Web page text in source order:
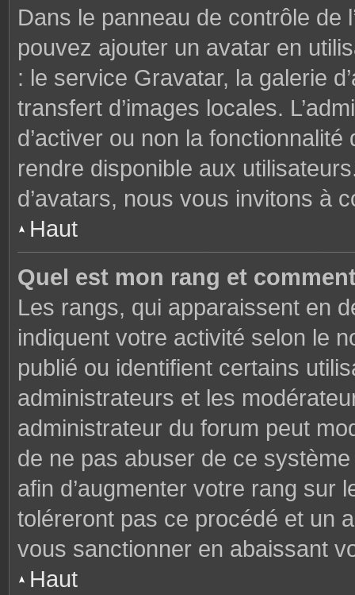
Dans le panneau de contrôle de
pouvez ajouter un avatar en
: le service Gravatar, la galerie
transfert d’images locales.
d’activer ou non la
rendre disponible aux
d’avatars, nous vous invitons à
Haut
Quel est mon rang et
Les rangs, qui apparaissent en
indiquent votre activité selon le
publié ou identifient certains
administrateurs et les
administrateur du forum peut
de ne pas abuser de ce
afin d’augmenter votre rang sur
toléreront pas ce procédé et un
vous sanctionner en abaissant
Haut